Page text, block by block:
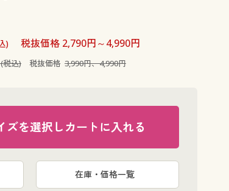
) 税抜価格 2,790円～4,990円
税込) 税抜価格 3,990円、4,990円
ズを選択しカートに入れる
在庫・価格一覧